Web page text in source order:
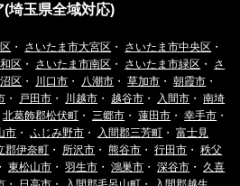
埼玉県全域対応)
・ さいたま市大宮区 ・ さいたま市中央区 ・
区 ・ さいたま市南区 ・ さいたま市緑区 ・ さ
区 ・ 川口市 ・ 八潮市 ・草加市 ・朝霞市 ・
・ 戸田市 ・ 川越市 ・ 越谷市 ・ 入間市 ・南埼
北葛飾郡松伏町 ・ 三郷市 ・蓮田市 ・幸手市 ・
市 ・ふじみ野市 ・ 入間郡三芳町 ・富士見
郡伊奈町 ・ 所沢市 ・熊谷市 ・行田市 ・秩父
・東松山市 ・羽生市 ・鴻巣市 ・深谷市 ・ 久喜